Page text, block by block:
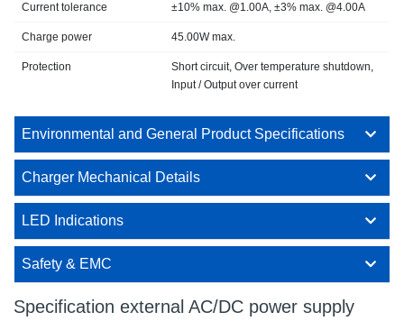
Current tolerance ±10% max. @1.00A, ±3% max. @4.00A
Charge power 45.00W max.
Protection
Short circuit, Over temperature shutdown,
Input / Output over current
Environmental and General Product Specifications
Charger Mechanical Details
LED Indications
Safety & EMC
Specification external AC/DC power supply